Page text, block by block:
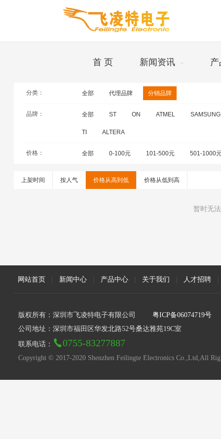
首 页 新闻资讯
分类： 全部 代理品牌 分销品牌
品牌： 全部 ST ON ATMEL SAMSUNG
TI ALTERA
价格： 全部 0-100元 101-500元 501-1000
上架时间 按人气 价格从高到低 价格从低到高
暂时无
网站首页 新闻中心 产品中心 关于我们 人才招聘
版权所有：深圳市飞凌特电子有限公司
粤ICP备06074719号
公司地址：深圳市福田区华发北路52号桑达雅苑19C室
联系电话： 0755-83277887
Copyright © 2017-2020 Shenzhen Feilingte Electronics Co.,Ltd,All